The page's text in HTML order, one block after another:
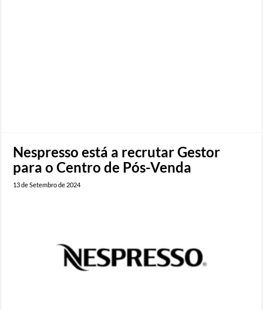
Nespresso está a recrutar Gestor
para o Centro de Pós-Venda
13 de Setembro de 2024